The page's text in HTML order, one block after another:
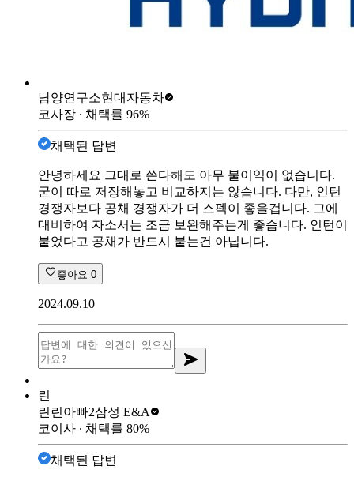
남양연구소현대자동차
코사장 ∙ 채택률 96%
채택된 답변
안녕하세요 그대로 쓴다해도 아무 불이익이 없습니다.
굳이 따로 저장해놓고 비교하지는 않습니다. 다만, 인턴
경쟁자보다 공채 경쟁자가 더 스펙이 좋을겁니다. 그에
대비하여 자소서는 조금 보완해주는게 좋습니다. 인턴이
붙었다고 공채가 반드시 붙는건 아닙니다.
좋아요 0
2024.09.10
린
린린아빠2삼성 E&A
코이사 ∙ 채택률 80%
채택된 답변